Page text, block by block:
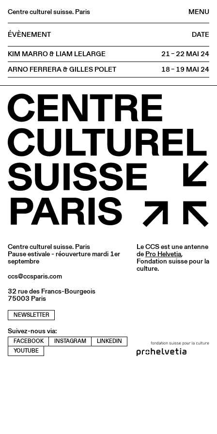
MENU
Centre culturel suisse. Paris
Agenda
Librairie
Buvette
Archives
Médiathèque
Éditions
Informations
FR
EN
HORS LES MURS Sarrebruck
ÉVÈNEMENT
DATE
KIM MARRO & LIAM LELARGE
21 – 22 MAI2024
ARNO FERRERA & GILLES POLET
18 – 19 MAI2024
Centre culturel suisse. Paris
Pause estivale - réouverture mardi 1er
septembre
ccs@ccsparis.com
32 rue des Francs-Bourgeois
75003 Paris
NEWSLETTER
Suivez-nous via:
FACEBOOK INSTAGRAM
LINKEDIN
YOUTUBE
Le CCS est une antenne
de Pro Helvetia,
Fondation suisse pour la
culture.